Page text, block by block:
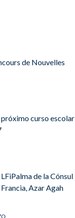
de Nouvelles
próximo curso escolar
de la Cónsul
Azar Agah